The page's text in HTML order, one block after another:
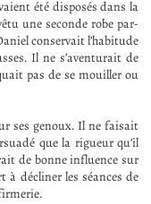
été disposés dans la
une seconde robe par-
conservait l’habitude
Il ne s’aventurait de
pas de se mouiller ou
ses genoux. Il ne faisait
que la rigueur qu’il
de bonne influence sur
à décliner les séances de